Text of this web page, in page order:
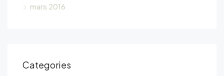
mars 2016
Categories